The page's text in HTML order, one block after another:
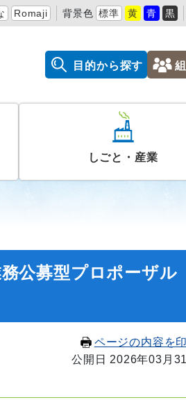
Romaji 背景色 標準 黄 青 黒
目的から探す
しごと・産業
公募型プロポーザル
ページの内容を
公開日 2026年03月